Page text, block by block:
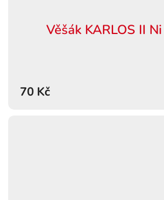
Věšák KARLOS II
70 Kč